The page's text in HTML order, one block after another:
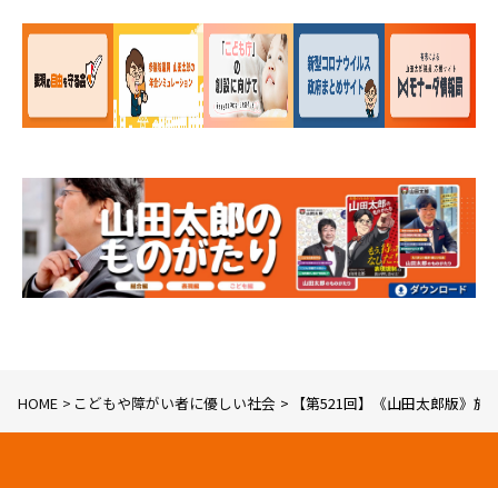
HOME こどもや障がい者に優しい社会 【第521回】《山田太郎版》